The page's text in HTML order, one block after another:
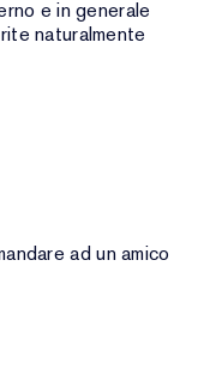
e in generale
naturalmente
ad un amico